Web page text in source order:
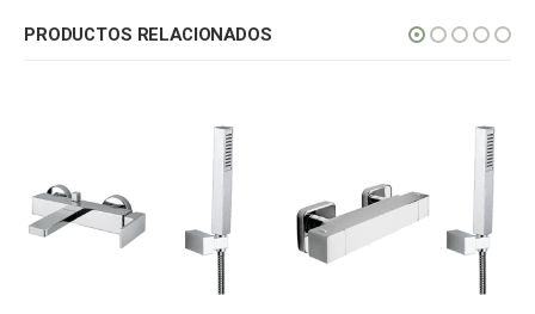
PRODUCTOS RELACIONADOS